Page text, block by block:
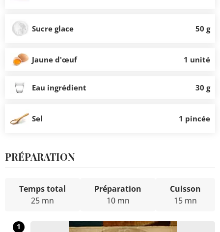
Sucre glace 50 g
Jaune d'œuf 1 unité
Eau ingrédient 30 g
Sel 1 pincée
PRÉPARATION
Temps total
25 mn
Préparation
10 mn
Cuisson
15 mn
1